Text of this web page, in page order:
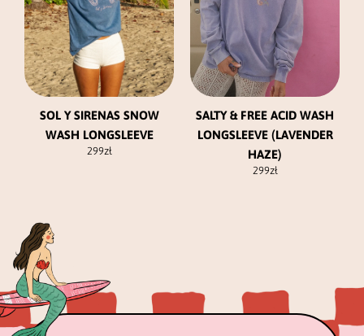
SOL Y SIRENAS SNOW
WASH LONGSLEEVE
299zł
wybrać
na
stronie
produktu
SALTY & FREE ACID WASH
LONGSLEEVE (LAVENDER
HAZE)
299zł
wybrać
na
stronie
produktu